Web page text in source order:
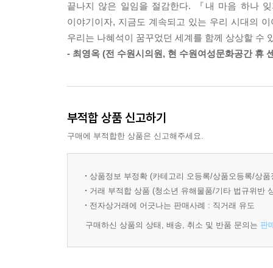
그렇기에 나혜석의 삶을 다시 살피는 일은 단순히
여성으로 존재한다는 것의 의미를 되돌아보고
선언이다. 여성도 개인으로서 존중받을 수 있
살아간다는 것은 어떤 의미인가. “여자이기 이
선배 작가를 향한 마음을 담아서
『내 마음 하나 잊지 말자는 것이다』 속 나혜석
세차례에 걸쳐 나혜석을 작품에서 다뤄온 유승
『신여성』에 발표했던 판화는 지금의 네 컷
병행하는 모습을 실감 나게 포착했다. 특히 해당
끝나지 않은 일임을 절감한다. 『내 마음 하나
이야기이자, 지금도 계속되고 있는 우리 시대의
우리는 나혜석이 꿈꾸었던 세계를 함께 상상할 수
- 최영옥 (전 수원시의원, 현 수원여성문화공간 휴
부적합 상품 신고하기
구매에 부적합한 상품은 신고해주세요.
상품정보 부정확 (카테고리 오등록/상품오등록/상
거래 부적합 상품 (청소년 유해물품/기타 법규위반
전자상거래에 어긋나는 판매사례 : 직거래 유도
구매하신 상품의 상태, 배송, 취소 및 반품 문의는 판